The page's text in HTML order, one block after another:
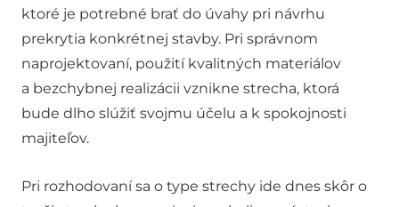
ktoré je potrebné brať do úvahy pri návrhu
prekrytia konkrétnej stavby. Pri správnom
naprojektovaní, použití kvalitných materiálov
a bezchybnej realizácii vznikne strecha, ktorá
bude dlho slúžiť svojmu účelu a k spokojnosti
majiteľov.
Pri rozhodovaní sa o type strechy ide dnes skôr o